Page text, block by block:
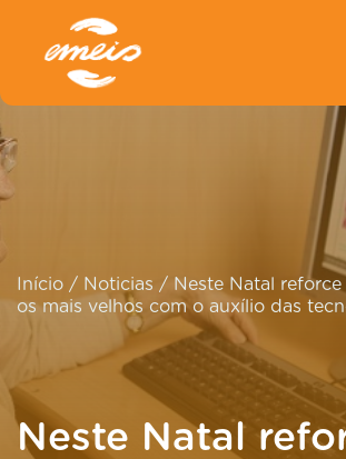
Início / Noticias / Neste Natal
os mais velhos com o auxílio das
Neste Natal